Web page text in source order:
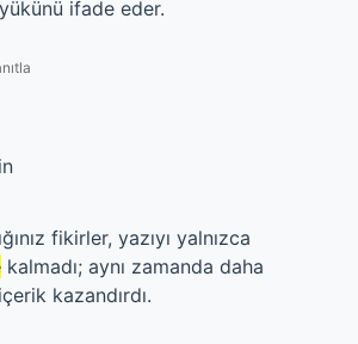
ifade eder.
fikirler, yazıyı yalnızca
kalmadı; aynı zamanda daha
kazandırdı.